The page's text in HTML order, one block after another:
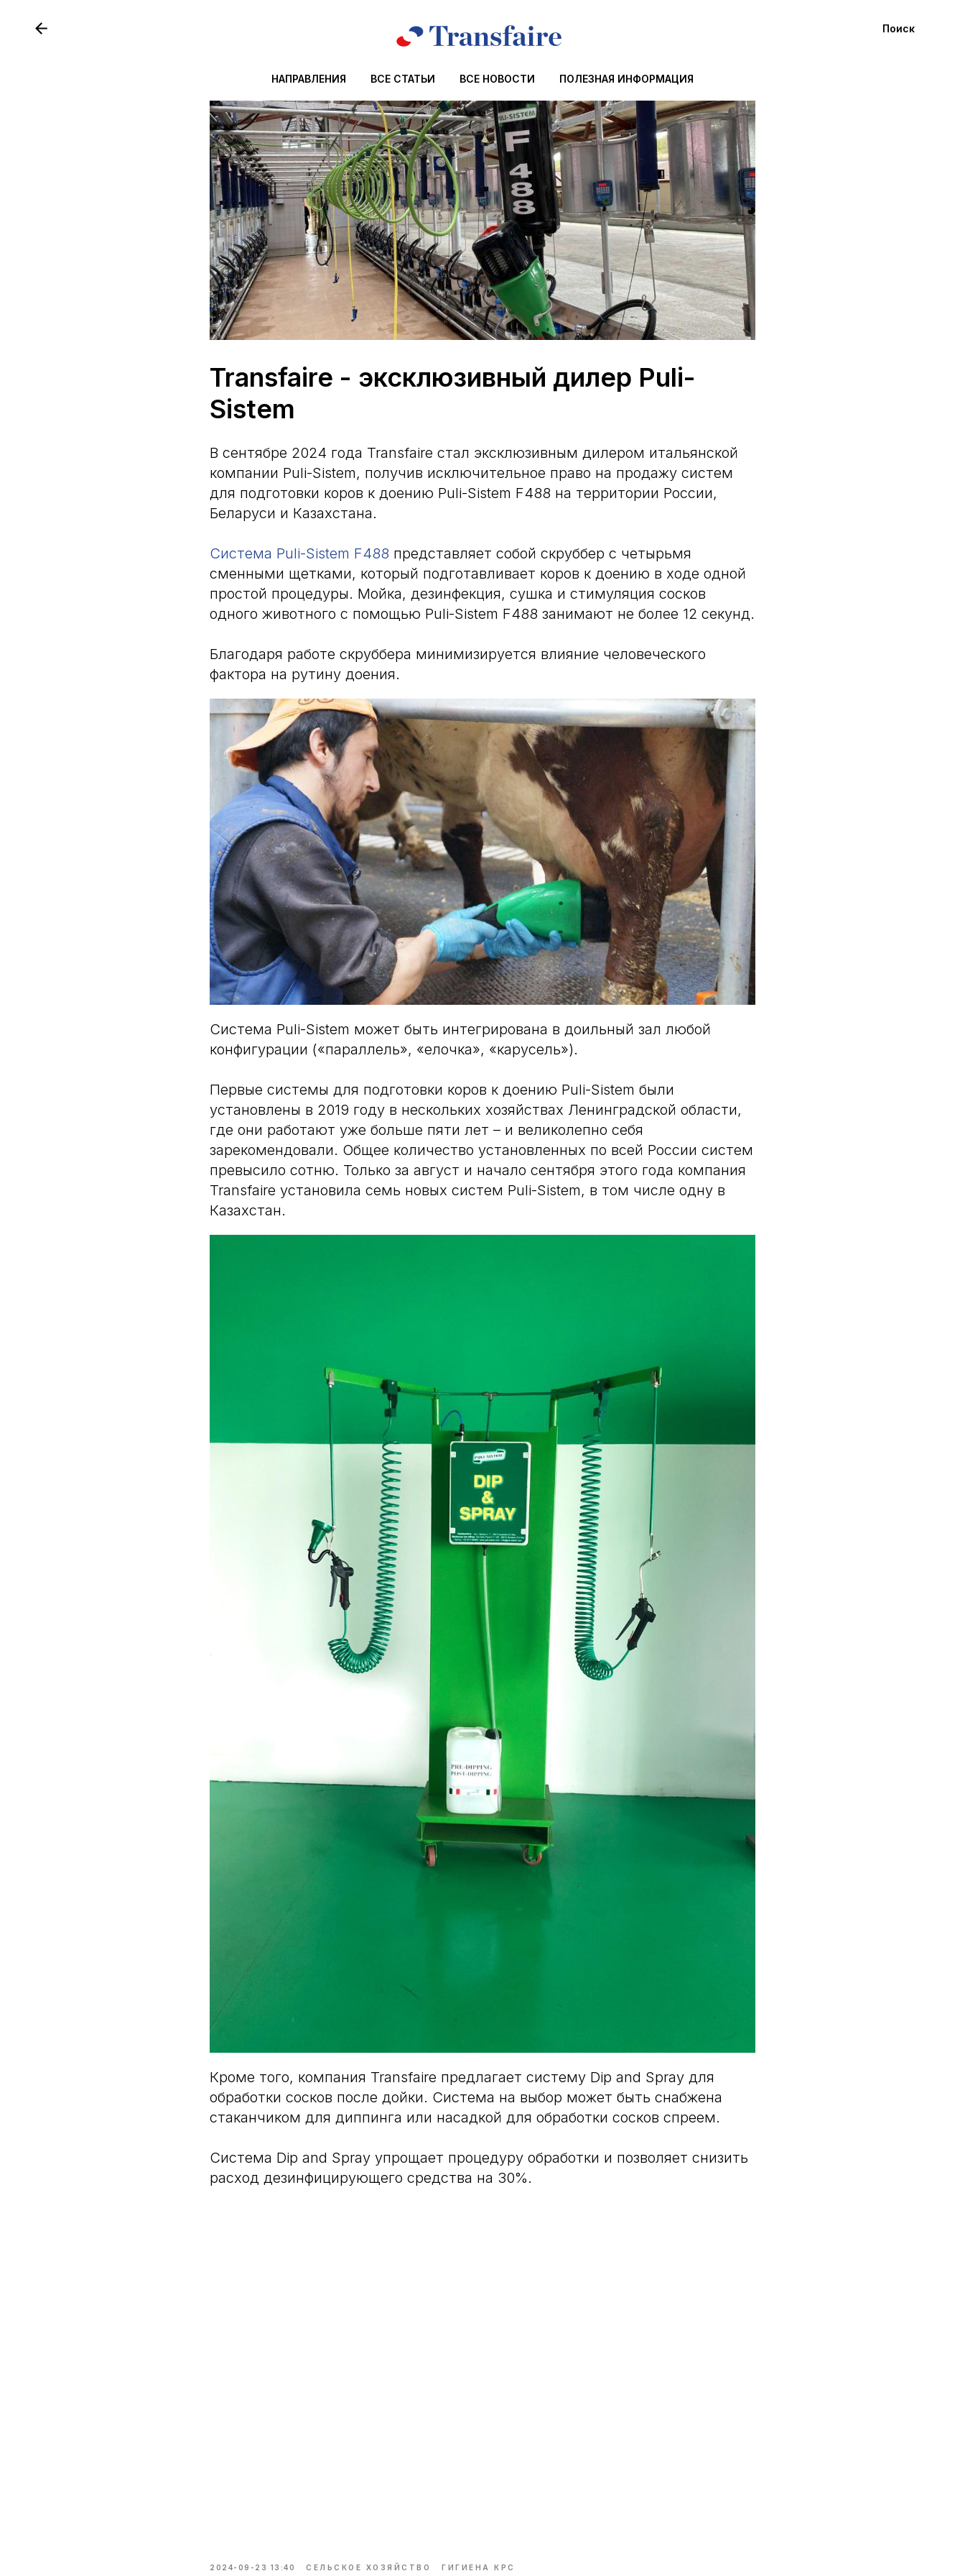
Поиск
НАПРАВЛЕНИЯ ВСЕ СТАТЬИ ВСЕ НОВОСТИ ПОЛЕЗНАЯ ИНФОРМАЦИЯ
Transfaire - эксклюзивный дилер Puli-
Sistem
В сентябре 2024 года Transfaire стал эксклюзивным дилером итальянской
компании Puli-Sistem, получив исключительное право на продажу систем
для подготовки коров к доению Puli-Sistem F488 на территории России,
Беларуси и Казахстана.
Система Puli-Sistem F488 представляет собой скруббер с четырьмя
сменными щетками, который подготавливает коров к доению в ходе одной
простой процедуры. Мойка, дезинфекция, сушка и стимуляция сосков
одного животного с помощью Puli-Sistem F488 занимают не более 12 секунд.
Благодаря работе скруббера минимизируется влияние человеческого
фактора на рутину доения.
Система Puli-Sistem может быть интегрирована в доильный зал любой
конфигурации («параллель», «елочка», «карусель»).
Первые системы для подготовки коров к доению Puli-Sistem были
установлены в 2019 году в нескольких хозяйствах Ленинградской области,
где они работают уже больше пяти лет – и великолепно себя
зарекомендовали. Общее количество установленных по всей России систем
превысило сотню. Только за август и начало сентября этого года компания
Transfaire установила семь новых систем Puli-Sistem, в том числе одну в
Казахстан.
Кроме того, компания Transfaire предлагает систему Dip and Spray для
обработки сосков после дойки. Система на выбор может быть снабжена
стаканчиком для диппинга или насадкой для обработки сосков спреем.
Система Dip and Spray упрощает процедуру обработки и позволяет снизить
расход дезинфицирующего средства на 30%.
2024-09-23 13:40 СЕЛЬСКОЕ ХОЗЯЙСТВО ГИГИЕНА КРС